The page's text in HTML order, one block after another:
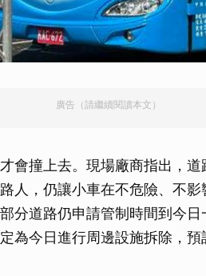
廣告（請繼續閱讀本文）
會撞上去。現場廠商指出，
人，仍讓小車在不危險、不
分道路仍申請管制時間到今
為今日進行周邊設施拆除，